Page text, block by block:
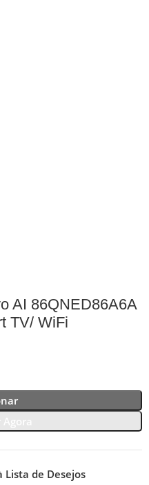
AI 86QNED86A6A
TV/ WiFi
Lista de Desejos